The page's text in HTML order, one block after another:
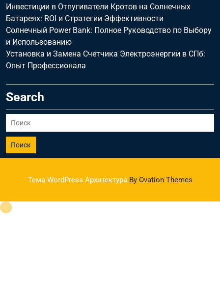
Инвестиции в Отпугиватели Кротов на Солнечных
Батареях: ROI и Стратегии Эффективности
Солнечный Power Bank: Полное Руководство по Выбору
и Использованию
Установка и Замена Счетчика Электроэнергии в СПб:
Опыт Профессионала
Search
Поиск
Тема WordPress Архитектура By Ovation Themes